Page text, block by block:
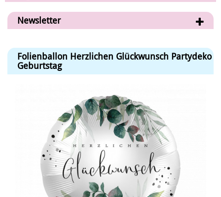
Newsletter
Folienballon Herzlichen Glückwunsch Partydeko
Geburtstag